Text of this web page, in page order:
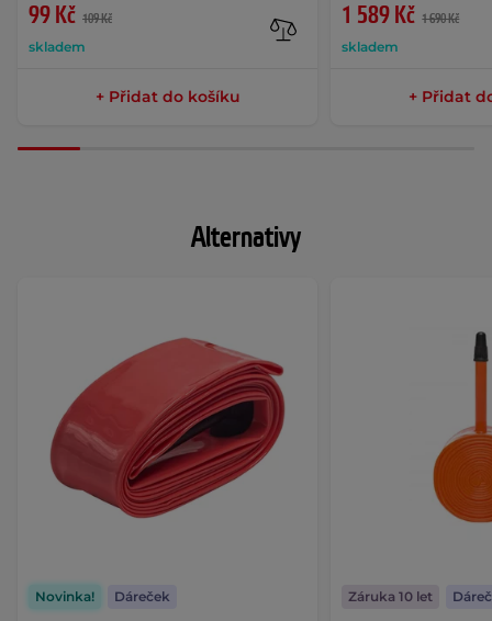
99 Kč 109 Kč
skladem
+ Přidat do košíku
1 589 Kč 1 690 Kč
skladem
+ Přidat
Alternativy
Novinka! Dáreček Záruka 10 let